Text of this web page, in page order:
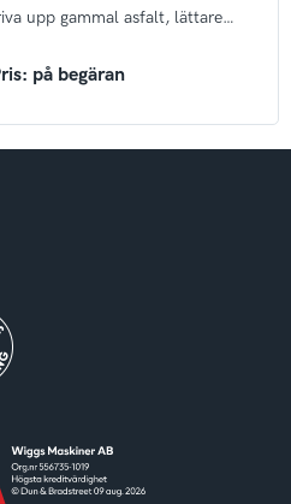
upp gammal asfalt, lättare
på begäran